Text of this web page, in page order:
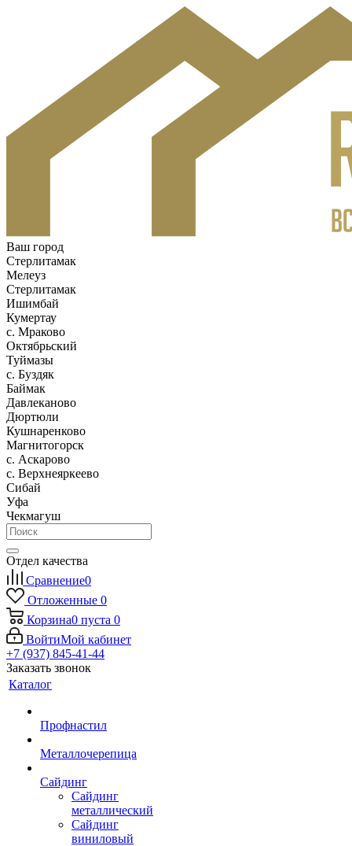
Ваш город
Стерлитамак
Мелеуз
Стерлитамак
Ишимбай
Кумертау
c. Мраково
Октябрьский
Туймазы
c. Буздяк
Баймак
Давлеканово
Дюртюли
Кушнаренково
Магнитогорск
с. Аскарово
с. Верхнеяркеево
Сибай
Уфа
Чекмагуш
Отдел качества
Сравнение0
Отложенные 0
Корзина0 пуста 0
ВойтиМой кабинет
+7 (937) 845-41-44
Заказать звонок
Каталог
Профнастил
Металлочерепица
Сайдинг
Сайдинг
металлический
Сайдинг
виниловый